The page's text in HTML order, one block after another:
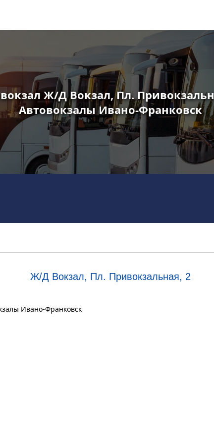
Ж/Д Вокзал, Пл.
Автовокзалы Ивано-Франковск
Ж/Д Вокзал, Пл. Привокзальная, 2
Ивано-Франковск